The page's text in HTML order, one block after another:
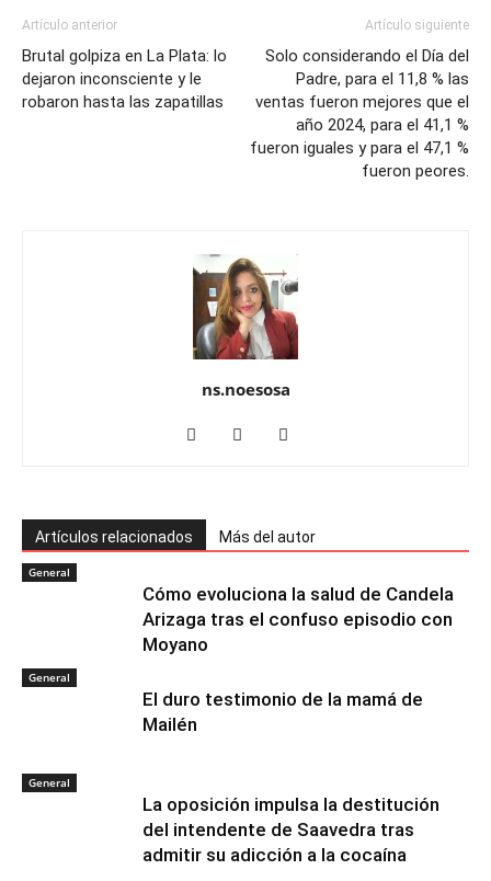
Artículo anterior
Brutal golpiza en La Plata: lo
dejaron inconsciente y le
robaron hasta las zapatillas
Artículo siguiente
Solo considerando el Día del
Padre, para el 11,8 % las
ventas fueron mejores que el
año 2024, para el 41,1 %
fueron iguales y para el 47,1 %
fueron peores.
ns.noesosa
Artículos relacionados Más del autor
General
Cómo evoluciona la salud de Candela
Arizaga tras el confuso episodio con
Moyano
General
El duro testimonio de la mamá de
Mailén
General
La oposición impulsa la destitución
del intendente de Saavedra tras
admitir su adicción a la cocaína